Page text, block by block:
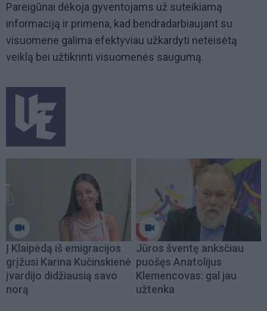
Pareigūnai dėkoja gyventojams už suteikiamą
informaciją ir primena, kad bendradarbiaujant su
visuomene galima efektyviau užkardyti neteisėtą
veiklą bei užtikrinti visuomenės saugumą.
Į Klaipėdą iš emigracijos
grįžusi Karina Kučinskienė
įvardijo didžiausią savo
norą
Jūros šventę anksčiau
puošęs Anatolijus
Klemencovas: gal jau
užtenka